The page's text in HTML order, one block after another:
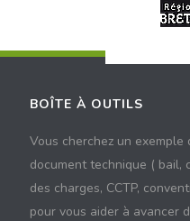
BOÎTE À OUTILS
Vous cherchez un exemple
document technique ( bail,
des charges, CCTP,
pour vous aider à avancer